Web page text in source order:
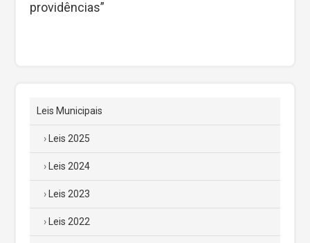
providências”
Leis Municipais
Leis 2025
Leis 2024
Leis 2023
Leis 2022